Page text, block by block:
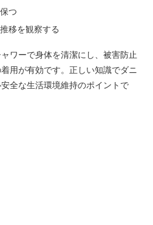
つ
移を観察する
ワーで身体を清潔にし、被害防止
用が有効です。正しい知識でダニ
全な生活環境維持のポイントで